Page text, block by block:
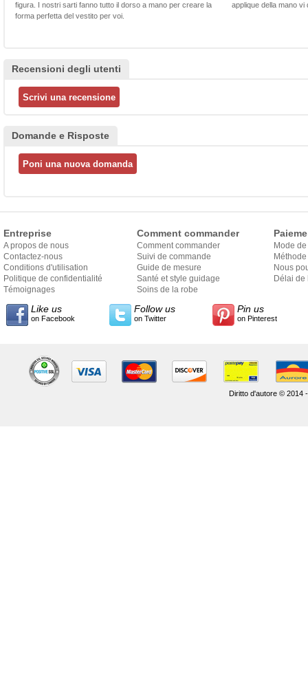
figura. I nostri sarti fanno tutto il dorso a mano per creare la
forma perfetta del vestito per voi.
applique della mano
Recensioni degli utenti
Domande e Risposte
Entreprise
A propos de nous
Contactez-nous
Conditions d'utilisation
Politique de confidentialité
Témoignages
Comment commander
Comment commander
Suivi de commande
Guide de mesure
Santé et style guidage
Soins de la robe
Mode
Nous
Délai de
Like us
on Facebook
Follow us
on Twitter
Pin us
on Pinterest
Diritto d'autore © 2014